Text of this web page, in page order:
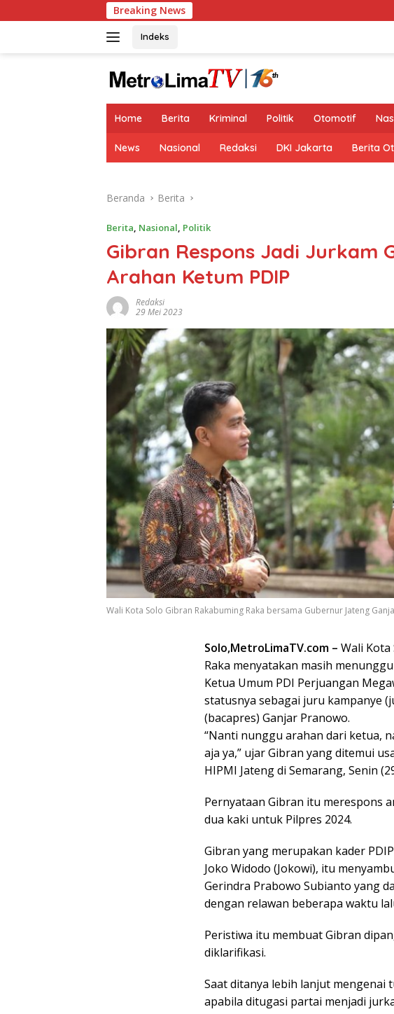
ke
Breaking News Sandiaga:
Indeks
Home Berita Kriminal Politik Otomotif
News Nasional Redaksi DKI Jakarta Berita
Beranda Berita
Berita, Nasional, Politik
Gibran Respons Jadi Jurkam
Arahan Ketum PDIP
Redaksi
29 Mei 2023
Wali Kota Solo Gibran Rakabuming Raka bersama Gubernur Jateng
Solo,MetroLimaTV.com – Wali
Raka menyatakan masih
Ketua Umum PDI Perjuangan
statusnya sebagai juru kampanye
(bacapres) Ganjar Pranowo.
“Nanti nunggu arahan dari ketua,
aja ya,” ujar Gibran yang ditemui
HIPMI Jateng di Semarang, Senin
Pernyataan Gibran itu merespons
dua kaki untuk Pilpres 2024.
Gibran yang merupakan kader
Joko Widodo (Jokowi), itu
Gerindra Prabowo Subianto yang
dengan relawan beberapa waktu
Peristiwa itu membuat Gibran
diklarifikasi.
Saat ditanya lebih lanjut mengenai
apabila ditugasi partai menjadi